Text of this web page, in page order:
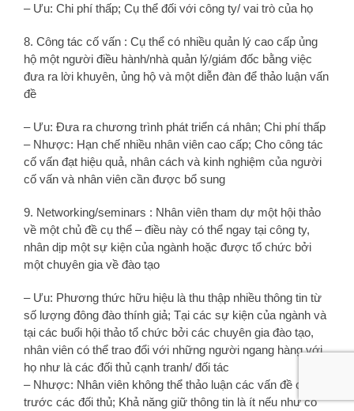
– Ưu: Chi phí thấp; Cụ thể đối với công ty/ vai trò của họ
8. Công tác cố vấn : Cụ thể có nhiều quản lý cao cấp ủng
hộ một người điều hành/nhà quản lý/giám đốc bằng việc
đưa ra lời khuyên, ủng hộ và một diễn đàn để thảo luận vấn
đề
– Ưu: Đưa ra chương trình phát triển cá nhân; Chi phí thấp
– Nhược: Hạn chế nhiều nhân viên cao cấp; Cho công tác
cố vấn đạt hiệu quả, nhân cách và kinh nghiệm của người
cố vấn và nhân viên cần được bổ sung
9. Networking/seminars : Nhân viên tham dự một hội thảo
về một chủ đề cụ thể – điều này có thể ngay tại công ty,
nhân dịp một sự kiện của ngành hoặc được tổ chức bởi
một chuyên gia về đào tạo
– Ưu: Phương thức hữu hiệu là thu thập nhiều thông tin từ
số lượng đông đào thính giả; Tại các sự kiện của ngành và
tại các buổi hội thảo tổ chức bởi các chuyên gia đào tạo,
nhân viên có thể trao đổi với những người ngang hàng với
họ như là các đối thủ cạnh tranh/ đối tác
– Nhược: Nhân viên không thể thảo luận các vấn đề cụ thể
trước các đối thủ; Khả năng giữ thông tin là ít nếu như có